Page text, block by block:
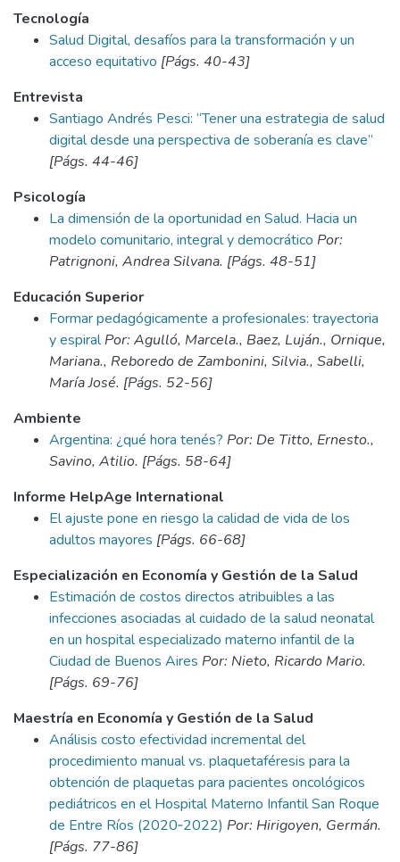
Tecnología
Salud Digital, desafíos para la transformación y un
acceso equitativo [Págs. 40-43]
Entrevista
Santiago Andrés Pesci: “Tener una estrategia de salud
digital desde una perspectiva de soberanía es clave”
[Págs. 44-46]
Psicología
La dimensión de la oportunidad en Salud. Hacia un
modelo comunitario, integral y democrático Por:
Patrignoni, Andrea Silvana. [Págs. 48-51]
Educación Superior
Formar pedagógicamente a profesionales: trayectoria
y espiralPor: Agulló, Marcela., Baez, Luján., Ornique,
Mariana., Reboredo de Zambonini, Silvia., Sabelli,
María José. [Págs. 52-56]
Ambiente
Argentina: ¿qué hora tenés? Por: De Titto, Ernesto.,
Savino, Atilio. [Págs. 58-64]
Informe HelpAge International
El ajuste pone en riesgo la calidad de vida de los
adultos mayores [Págs. 66-68]
Especialización en Economía y Gestión de la Salud
Estimación de costos directos atribuibles a las
infecciones asociadas al cuidado de la salud neonatal
en un hospital especializado materno infantil de la
Ciudad de Buenos Aires Por: Nieto, Ricardo Mario.
[Págs. 69-76]
Maestría en Economía y Gestión de la Salud
Análisis costo efectividad incremental del
procedimiento manual vs. plaquetaféresis para la
obtención de plaquetas para pacientes oncológicos
pediátricos en el Hospital Materno Infantil San Roque
de Entre Ríos (2020‑2022) Por: Hirigoyen, Germán.
[Págs. 77-86]